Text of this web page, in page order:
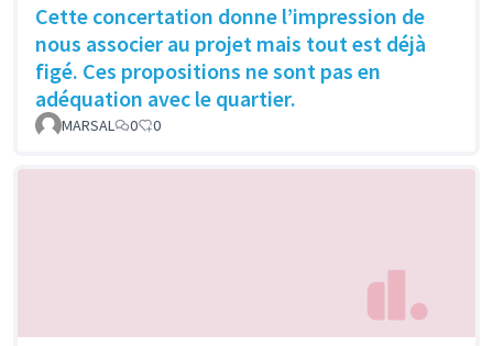
Cette concertation donne l’impression de
nous associer au projet mais tout est déjà
figé. Ces propositions ne sont pas en
adéquation avec le quartier.
MARSAL 0 0